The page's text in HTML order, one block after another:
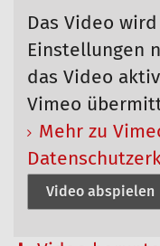
Das Video
Einstellungen
das Video
Vimeo
Mehr zu
Video abspielen